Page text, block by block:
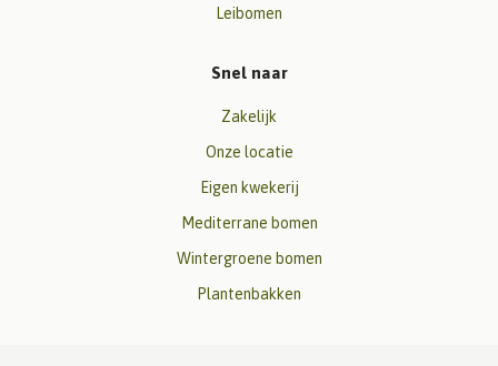
Leibomen
Snel naar
Zakelijk
Onze locatie
Eigen kwekerij
Mediterrane bomen
Wintergroene bomen
Plantenbakken